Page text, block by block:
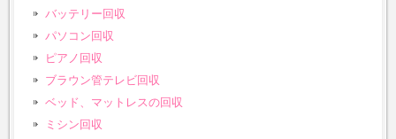
バッテリー回収
パソコン回収
ピアノ回収
ブラウン管テレビ回収
ベッド、マットレスの回収
ミシン回収